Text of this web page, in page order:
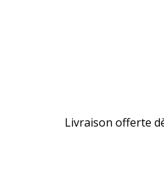
Livraison offerte